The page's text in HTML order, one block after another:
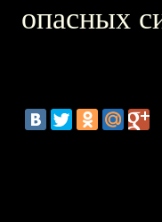
опасных